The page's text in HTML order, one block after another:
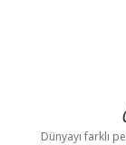
Dünyayı farklı